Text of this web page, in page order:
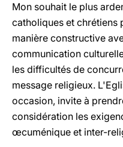
Mon souhait le plus
catholiques et chrétiens
manière constructive
communication
les difficultés de
message religieux.
occasion, invite à
considération les
œcuménique et inter-